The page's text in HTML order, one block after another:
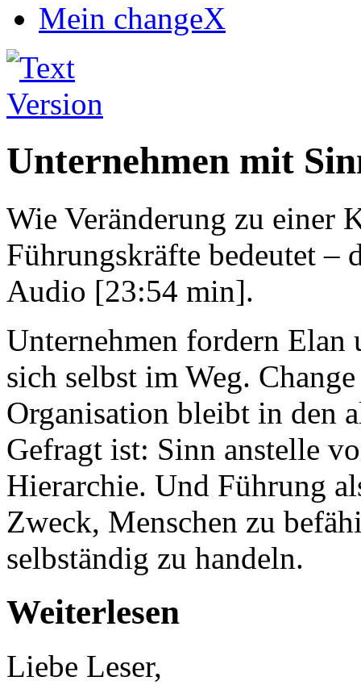
Mein changeX
Unternehmen mit
Wie Veränderung zu einer
Führungskräfte bedeutet –
Audio [23:54 min].
Unternehmen fordern Elan
sich selbst im Weg.
Organisation bleibt in den
Gefragt ist: Sinn anstelle
Hierarchie. Und Führung
Zweck, Menschen zu
selbständig zu handeln.
Weiterlesen
Liebe Leser,